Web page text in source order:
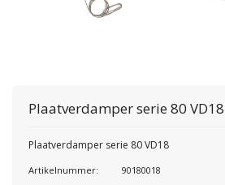
Plaatverdamper serie 80 VD18
Plaatverdamper serie 80 VD18
Artikelnummer: 90180018